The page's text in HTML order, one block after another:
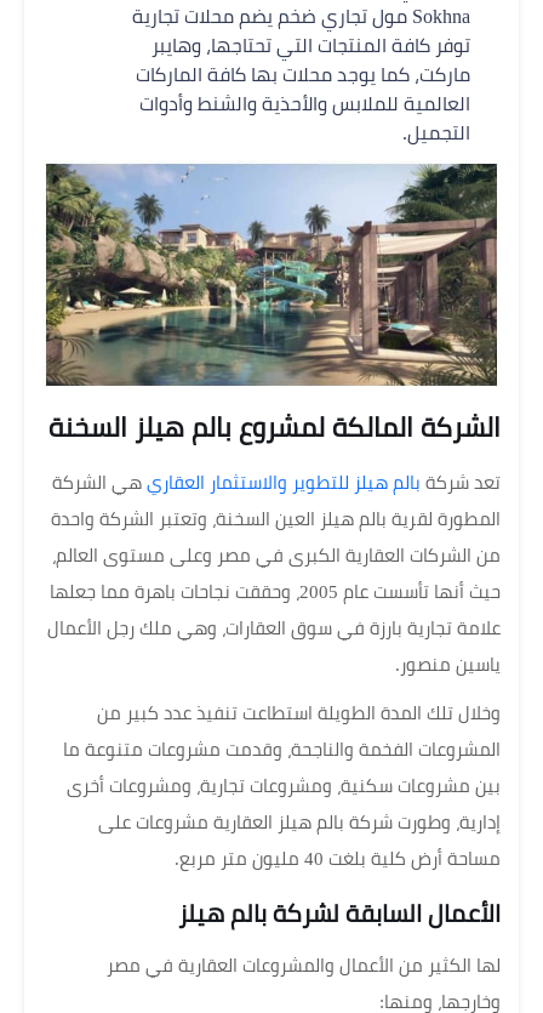
Sokhna مول تجاري ضخم يضم محلات تجارية
توفر كافة المنتجات التي تحتاجها، وهايبر
ماركت، كما يوجد محلات بها كافة الماركات
العالمية للملابس والأحذية والشنط وأدوات
التجميل.
الشركة المالكة لمشروع بالم هيلز السخنة
تعد شركة بالم هيلز للتطوير والاستثمار العقاري هي الشركة
المطورة لقرية بالم هيلز العين السخنة، وتعتبر الشركة واحدة
من الشركات العقارية الكبرى في مصر وعلى مستوى العالم،
حيث أنها تأسست عام 2005، وحققت نجاحات باهرة مما جعلها
علامة تجارية بارزة في سوق العقارات، وهي ملك رجل الأعمال
ياسين منصور.
وخلال تلك المدة الطويلة استطاعت تنفيذ عدد كبير من
المشروعات الفخمة والناجحة، وقدمت مشروعات متنوعة ما
بين مشروعات سكنية، ومشروعات تجارية، ومشروعات أخرى
إدارية، وطورت شركة بالم هيلز العقارية مشروعات على
مساحة أرض كلية بلغت 40 مليون متر مربع.
الأعمال السابقة لشركة بالم هيلز
لها الكثير من الأعمال والمشروعات العقارية في مصر
وخارجها، ومنها: